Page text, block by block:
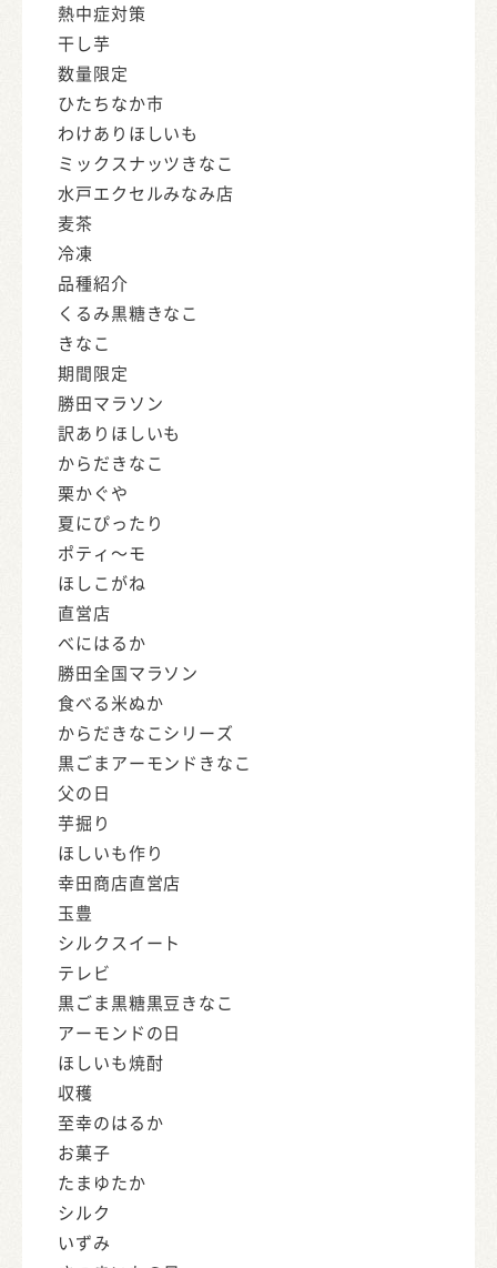
熱中症対策
干し芋
数量限定
ひたちなか市
わけありほしいも
ミックスナッツきなこ
水戸エクセルみなみ店
麦茶
冷凍
品種紹介
くるみ黒糖きなこ
きなこ
期間限定
勝田マラソン
訳ありほしいも
からだきなこ
栗かぐや
夏にぴったり
ポティ～モ
ほしこがね
直営店
べにはるか
勝田全国マラソン
食べる米ぬか
からだきなこシリーズ
黒ごまアーモンドきなこ
父の日
芋掘り
ほしいも作り
幸田商店直営店
玉豊
シルクスイート
テレビ
黒ごま黒糖黒豆きなこ
アーモンドの日
ほしいも焼酎
収穫
至幸のはるか
お菓子
たまゆたか
シルク
いずみ